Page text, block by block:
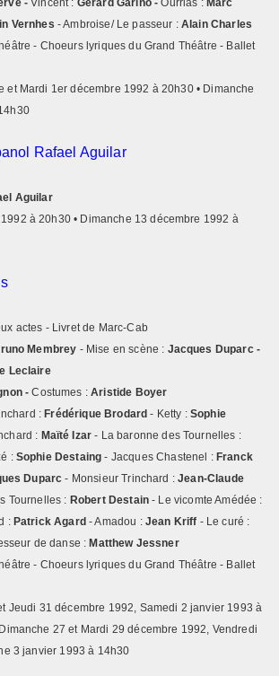
-Vincent : Gérard Garino -Ourrias : Marc
Vernhes - Ambroise/ Le passeur : Alain Charles
- Choeurs lyriques du Grand Théâtre - Ballet
et Mardi 1er décembre 1992 à 20h30 • Dimanche
Rafael Aguilar
Aguilar
à 20h30 • Dimanche 13 décembre 1992 à
actes - Livret de Marc-Cab
Membrey - Mise en scène : Jacques Duparc -
Leclaire
-Costumes :Aristide Boyer
: Frédérique Brodard - Ketty : Sophie
: Maïté Izar- La baronne des Tournelles :
: Sophie Destaing - Jacques Chastenel : Franck
Duparc- Monsieur Trinchard :Jean-Claude
Tournelles : Robert Destain- Le vicomte Amédée :
: Patrick Agard- Amadou : Jean Kriff - Le curé :
de danse : Matthew Jessner
- Choeurs lyriques du Grand Théâtre - Ballet
Jeudi 31 décembre 1992, Samedi 2 janvier 1993 à
27 et Mardi 29 décembre 1992, Vendredi
3 janvier 1993 à 14h30